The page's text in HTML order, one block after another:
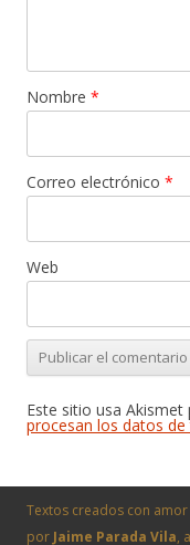
Nombre *
Correo electrónico *
Web
Este sitio usa Akismet
procesan los datos
Textos creados con
por Jaime Parada Vila,